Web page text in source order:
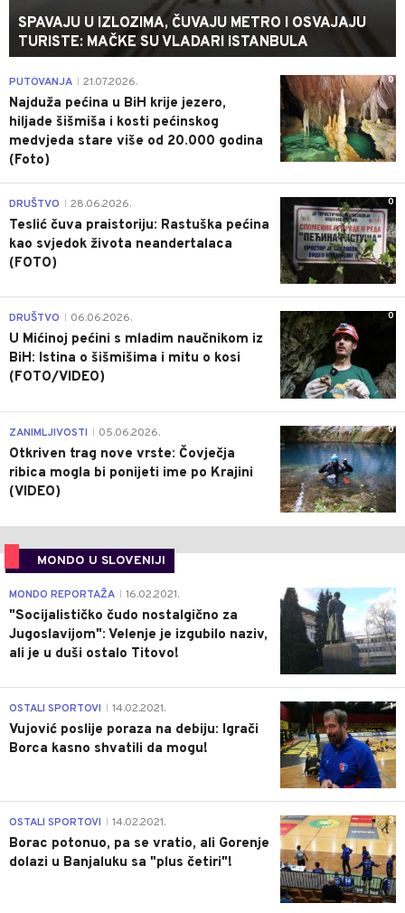
SPAVAJU U IZLOZIMA, ČUVAJU METRO I OSVAJAJU
TURISTE: MAČKE SU VLADARI ISTANBULA
0
PUTOVANJA 21.07.2026.
Najduža pećina u BiH krije jezero,
hiljade šišmiša i kosti pećinskog
medvjeda stare više od 20.000 godina
(Foto)
0
DRUŠTVO 28.06.2026.
Teslić čuva praistoriju: Rastuška pećina
kao svjedok života neandertalaca
(FOTO)
0
DRUŠTVO 06.06.2026.
U Mićinoj pećini s mladim naučnikom iz
BiH: Istina o šišmišima i mitu o kosi
(FOTO/VIDEO)
0
ZANIMLJIVOSTI 05.06.2026.
Otkriven trag nove vrste: Čovječja
ribica mogla bi ponijeti ime po Krajini
(VIDEO)
MONDO U SLOVENIJI
4
MONDO REPORTAŽA 16.02.2021.
"Socijalističko čudo nostalgično za
Jugoslavijom": Velenje je izgubilo naziv,
ali je u duši ostalo Titovo!
1
OSTALI SPORTOVI 14.02.2021.
Vujović poslije poraza na debiju: Igrači
Borca kasno shvatili da mogu!
3
OSTALI SPORTOVI 14.02.2021.
Borac potonuo, pa se vratio, ali Gorenje
dolazi u Banjaluku sa "plus četiri"!